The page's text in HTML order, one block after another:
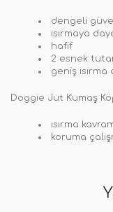
dengeli
ısırmaya
hafif
2 esnek
geniş ısırma
Doggie Jut Kumaş
ısırma
koruma